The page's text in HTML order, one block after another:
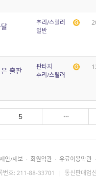
추리/스릴러
일반
출판
판타지
추리/스릴러
5
제안/제보 · 회원약관 · 유료이용약관 ·
번호: 211-88-33701 | 통신판매업